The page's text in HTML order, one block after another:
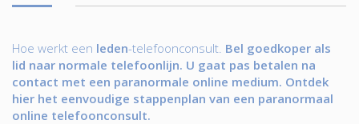
Hoe werkt een leden-telefoonconsult. Bel goedkoper als
lid naar normale telefoonlijn. U gaat pas betalen na
contact met een paranormale online medium. Ontdek
hier het eenvoudige stappenplan van een paranormaal
online telefoonconsult.